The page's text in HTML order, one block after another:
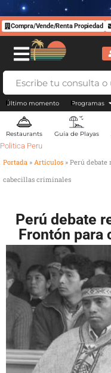
Compra/Vende/Renta Propiedad
Último momento Programas
Restaurants Guía de Playas
Politica Peru
Portada » Artículos » Perú debate
cabecillas criminales
Perú debate
Frontón para